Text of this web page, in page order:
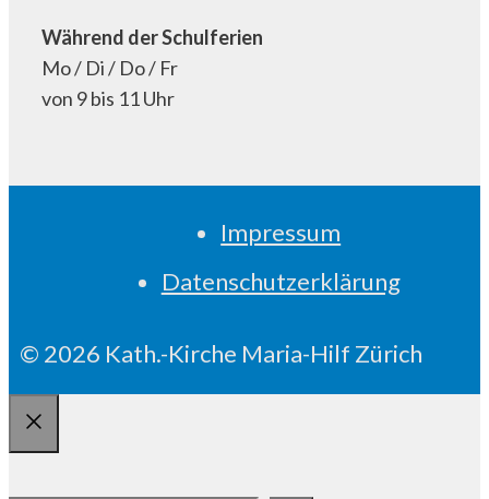
Während der Schulferien
Mo / Di / Do / Fr
von 9 bis 11 Uhr
Impressum
Datenschutzerklärung
© 2026 Kath.-Kirche Maria-Hilf Zürich
Schliessen